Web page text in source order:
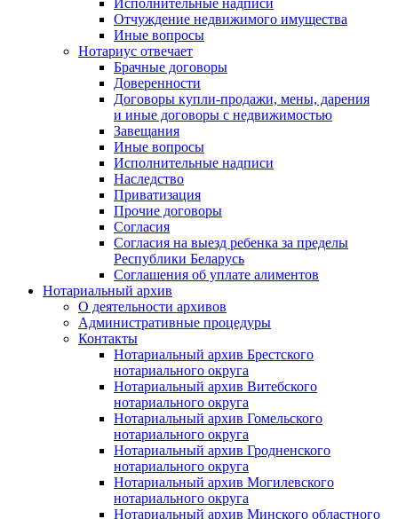
Отчуждение недвижимого имущества
Иные вопросы
Нотариус отвечает
Брачные договоры
Доверенности
Договоры купли-продажи, мены, дарения
и иные договоры с недвижимостью
Завещания
Иные вопросы
Исполнительные надписи
Наследство
Приватизация
Прочие договоры
Согласия
Согласия на выезд ребенка за пределы
Республики Беларусь
Соглашения об уплате алиментов
Нотариальный архив
О деятельности архивов
Административные процедуры
Контакты
Нотариальный архив Брестского
нотариального округа
Нотариальный архив Витебского
нотариального округа
Нотариальный архив Гомельского
нотариального округа
Нотариальный архив Гродненского
нотариального округа
Нотариальный архив Могилевского
нотариального округа
Нотариальный архив Минского областного